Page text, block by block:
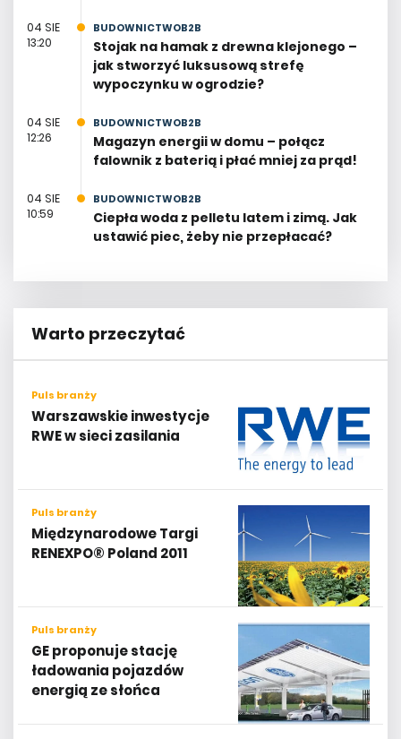
04 SIE
13:20
BUDOWNICTWOB2B
Stojak na hamak z drewna klejonego –
jak stworzyć luksusową strefę
wypoczynku w ogrodzie?
04 SIE
12:26
BUDOWNICTWOB2B
Magazyn energii w domu – połącz
falownik z baterią i płać mniej za prąd!
04 SIE
10:59
BUDOWNICTWOB2B
Ciepła woda z pelletu latem i zimą. Jak
ustawić piec, żeby nie przepłacać?
Warto przeczytać
Puls branży
Warszawskie inwestycje
RWE w sieci zasilania
Puls branży
Międzynarodowe Targi
RENEXPO® Poland 2011
Puls branży
GE proponuje stację
ładowania pojazdów
energią ze słońca